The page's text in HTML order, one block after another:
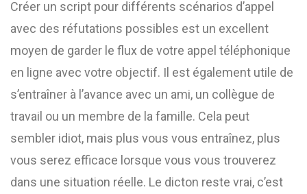
Créer un script pour différents scénarios d’appel
avec des réfutations possibles est un excellent
moyen de garder le flux de votre appel téléphonique
en ligne avec votre objectif. Il est également utile de
s’entraîner à l’avance avec un ami, un collègue de
travail ou un membre de la famille. Cela peut
sembler idiot, mais plus vous vous entraînez, plus
vous serez efficace lorsque vous vous trouverez
dans une situation réelle. Le dicton reste vrai, c’est